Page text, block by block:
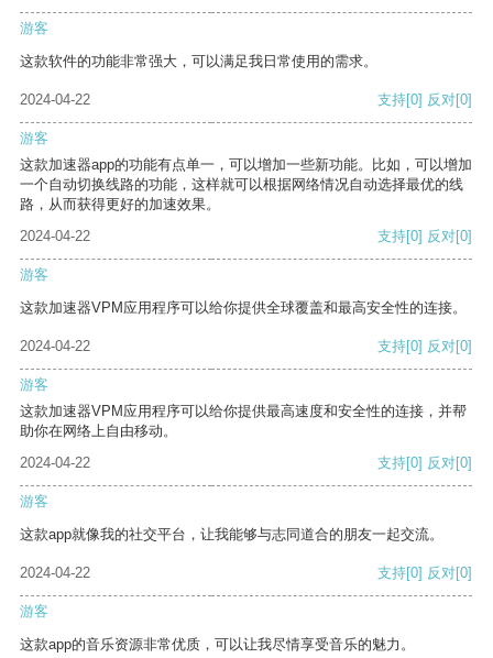
游客
这款软件的功能非常强大，可以满足我日常使用的需求。
2024-04-22 支持[0] 反对[0]
游客
这款加速器app的功能有点单一，可以增加一些新功能。比如，可以增加
一个自动切换线路的功能，这样就可以根据网络情况自动选择最优的线
路，从而获得更好的加速效果。
2024-04-22
支持[0] 反对[0]
游客
这款加速器VPM应用程序可以给你提供全球覆盖和最高安全性的连接。
2024-04-22 支持[0] 反对[0]
游客
这款加速器VPM应用程序可以给你提供最高速度和安全性的连接，并帮
助你在网络上自由移动。
2024-04-22
支持[0] 反对[0]
游客
这款app就像我的社交平台，让我能够与志同道合的朋友一起交流。
2024-04-22 支持[0] 反对[0]
游客
这款app的音乐资源非常优质，可以让我尽情享受音乐的魅力。